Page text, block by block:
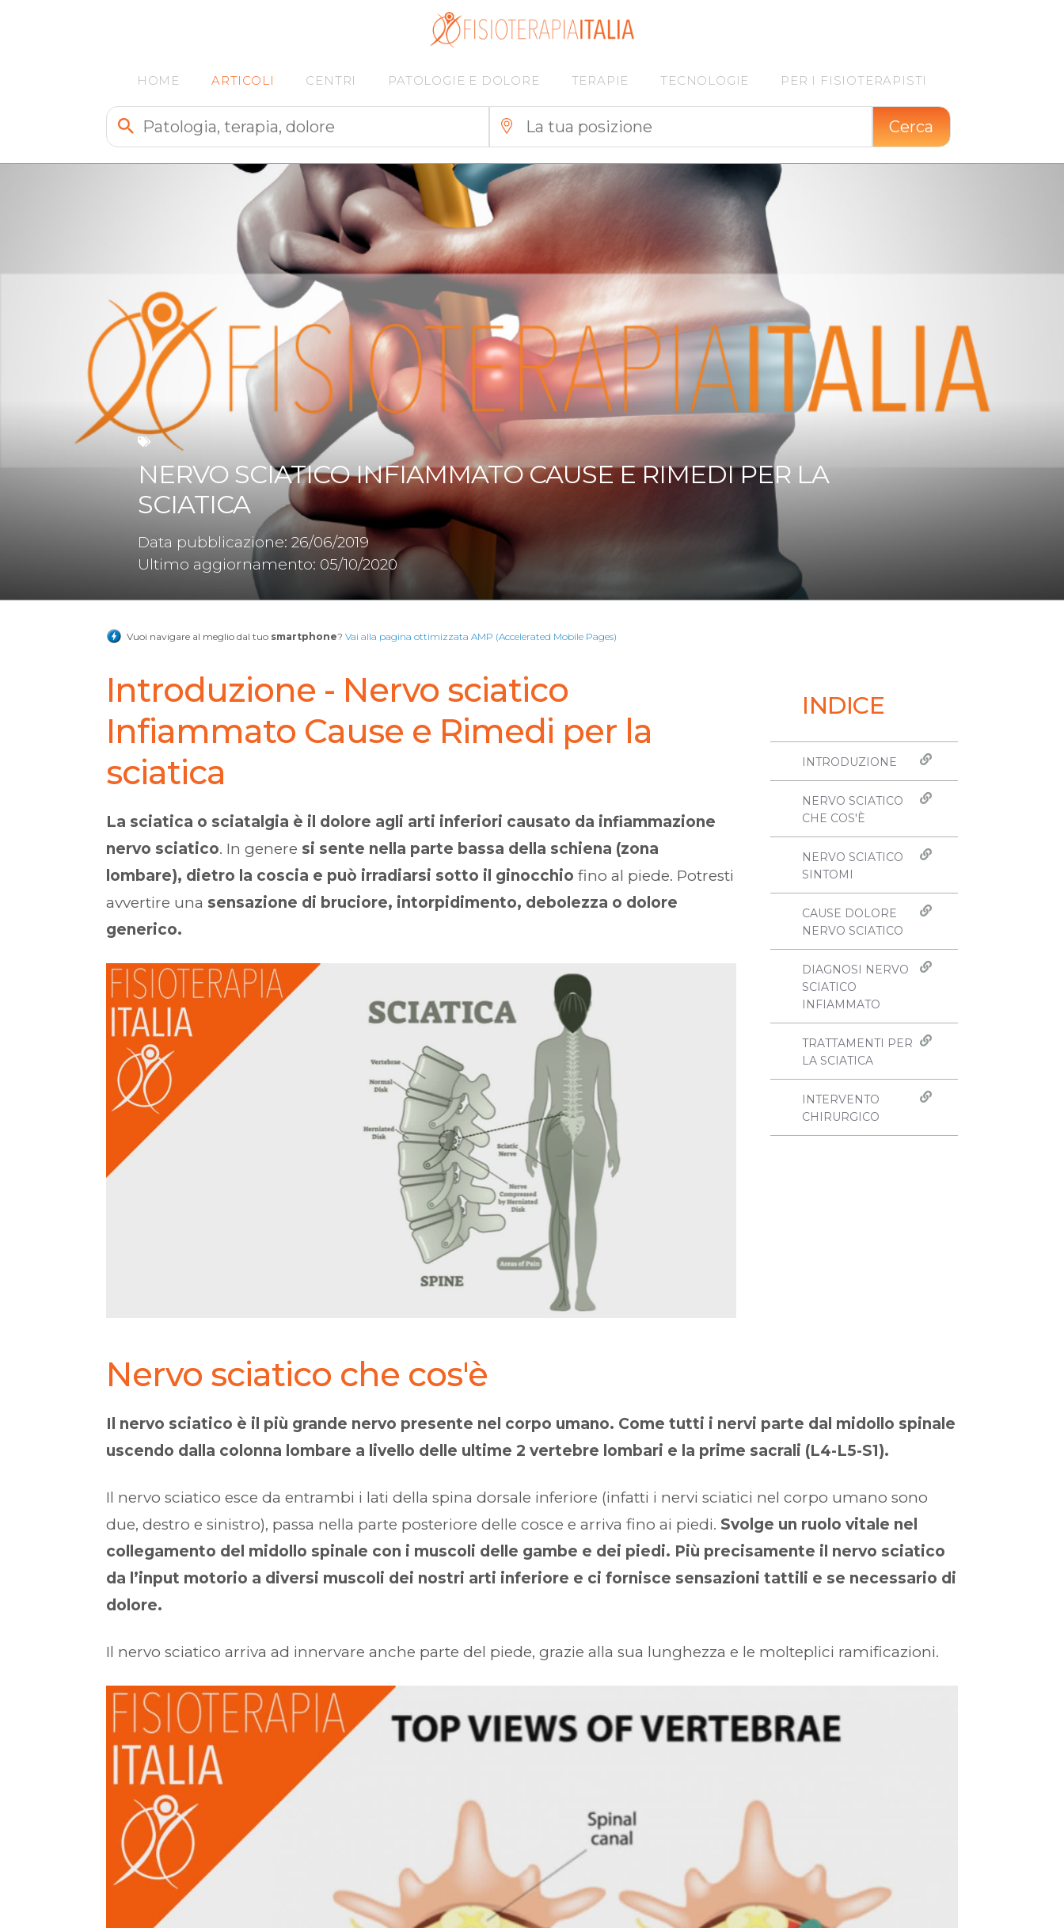
HOME ARTICOLI CENTRI PATOLOGIE E DOLORE TERAPIE TECNOLOGIE PER I FISIOTERAPISTI
Cerca
NERVO SCIATICO INFIAMMATO CAUSE E RIMEDI PER LA
SCIATICA
Data pubblicazione: 26/06/2019
Ultimo aggiornamento: 05/10/2020
Vuoi navigare al meglio dal tuo smartphone?Vai alla pagina ottimizzata AMP (Accelerated Mobile Pages)
Introduzione - Nervo sciatico
Infiammato Cause e Rimedi per la
sciatica
La sciatica o sciatalgia è il dolore agli arti inferiori causato da infiammazione
nervo sciatico. In genere si sente nella parte bassa della schiena (zona
lombare), dietro la coscia e può irradiarsi sotto il ginocchiofino al piede. Potresti
avvertire una sensazione di bruciore, intorpidimento, debolezza o dolore
generico.
INDICE
INTRODUZIONE
NERVO SCIATICO
CHE COS'È
NERVO SCIATICO
SINTOMI
CAUSE DOLORE
NERVO SCIATICO
DIAGNOSI NERVO
SCIATICO
INFIAMMATO
TRATTAMENTI PER
LA SCIATICA
INTERVENTO
CHIRURGICO
Nervo sciatico che cos'è
Il nervo sciatico è il più grande nervo presente nel corpo umano. Come tutti i nervi parte dal midollo spinale
uscendo dalla colonna lombare a livello delle ultime 2 vertebre lombari e la prime sacrali (L4-L5-S1).
Il nervo sciatico esce da entrambi i lati della spina dorsale inferiore (infatti i nervi sciatici nel corpo umano sono
due, destro e sinistro), passa nella parte posteriore delle cosce e arriva fino ai piedi. Svolge un ruolo vitale nel
collegamento del midollo spinale con i muscoli delle gambe e dei piedi. Più precisamente il nervo sciatico
da l’input motorio a diversi muscoli dei nostri arti inferiore e ci fornisce sensazioni tattili e se necessario di
dolore.
Il nervo sciatico arriva ad innervare anche parte del piede, grazie alla sua lunghezza e le molteplici ramificazioni.